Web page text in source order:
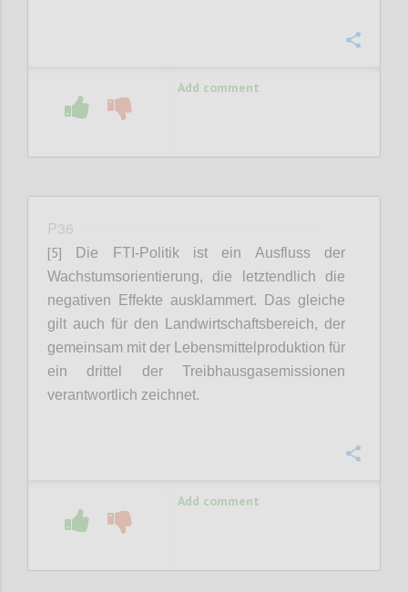
Add comment
P36
[5] Die FTI-Politik ist ein Ausfluss der
Wachstumsorientierung, die letztendlich die
negativen Effekte ausklammert.
Das gleiche
gilt auch für den Landwirtschaftsbereich, der
gemeinsam mit der Lebensmittelproduktion für
ein drittel der Treibhausgasemissionen
verantwortlich zeichnet.
Add comment